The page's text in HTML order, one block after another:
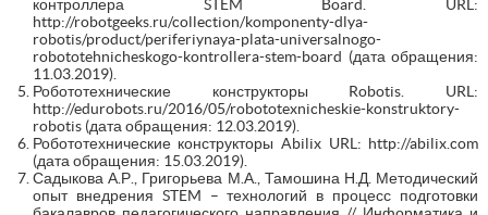
контроллера STEM Board. URL:
http://robotgeeks.ru/collection/komponenty-dlya-
robotis/product/periferiynaya-plata-universalnogo-
robototehnicheskogo-kontrollera-stem-board (дата обращения:
11.03.2019).
Робототехнические конструкторы Robotis. URL:
http://edurobots.ru/2016/05/robototexnicheskie-konstruktory-
robotis (дата обращения: 12.03.2019).
Робототехнические конструкторы Abilix URL: http://abilix.com
(дата обращения: 15.03.2019).
Садыкова А.Р., Григорьева М.А., Тамошина Н.Д. Методический
опыт внедрения STEM – технологий в процесс подготовки